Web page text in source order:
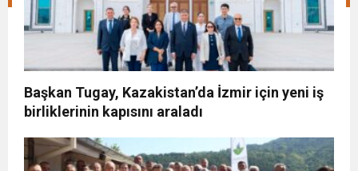
Başkan Tugay, Kazakistan’da İzmir için yeni iş
birliklerinin kapısını araladı